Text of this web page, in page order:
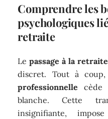
Comprendre les
psychologiques
retraite
Lepassage à la retraite
discret. Tout à
professionnelle cède
blanche. Cette
insignifiante,